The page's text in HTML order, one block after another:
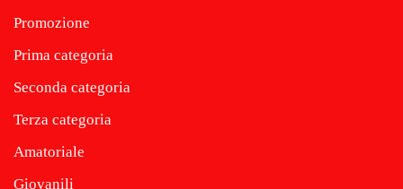
Promozione
Prima categoria
Seconda categoria
Terza categoria
Amatoriale
Giovanili